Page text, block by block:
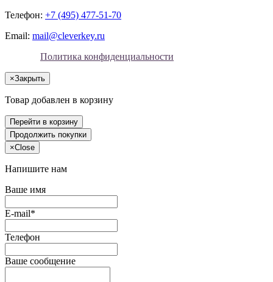
Телефон: +7 (495) 477-51-70
Email: mail@cleverkey.ru
Политика конфиденциальности
×Закрыть
Товар добавлен в корзину
Перейти в корзину
Продолжить покупки
×Close
Напишите нам
Ваше имя
E-mail*
Телефон
Ваше сообщение